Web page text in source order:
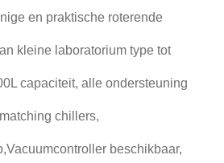
en praktische roterende
kleine laboratorium type tot
capaciteit, alle ondersteuning
chillers,
beschikbaar,